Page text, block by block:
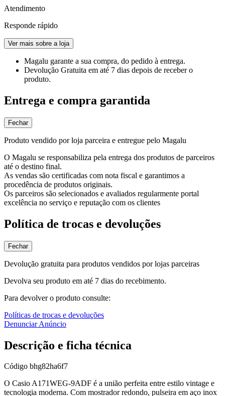
Atendimento
Responde rápido
Ver mais sobre a loja
Magalu garante a sua compra, do pedido à entrega.
Devolução Gratuita em até 7 dias depois de receber o
produto.
Entrega e compra garantida
Fechar
Produto vendido por loja parceira e entregue pelo Magalu
O Magalu se responsabiliza pela entrega dos produtos de parceiros
até o destino final.
As vendas são certificadas com nota fiscal e garantimos a
procedência de produtos originais.
Os parceiros são selecionados e avaliados regularmente portal
excelência no serviço e reputação com os clientes
Política de trocas e devoluções
Fechar
Devolução gratuita para produtos vendidos por lojas parceiras
Devolva seu produto em até 7 dias do recebimento.
Para devolver o produto consulte:
Políticas de trocas e devoluções
Denunciar Anúncio
Descrição e ficha técnica
Código bhg82ha6f7
O Casio A171WEG-9ADF é a união perfeita entre estilo vintage e
tecnologia moderna. Com mostrador redondo, pulseira em aço inox